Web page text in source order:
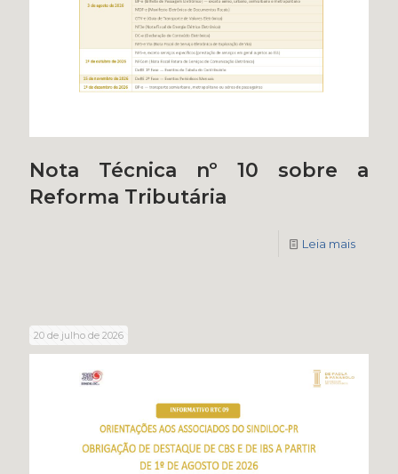
Nota Técnica nº 10 sobre a
Reforma Tributária
Leia mais
20 de julho de 2026